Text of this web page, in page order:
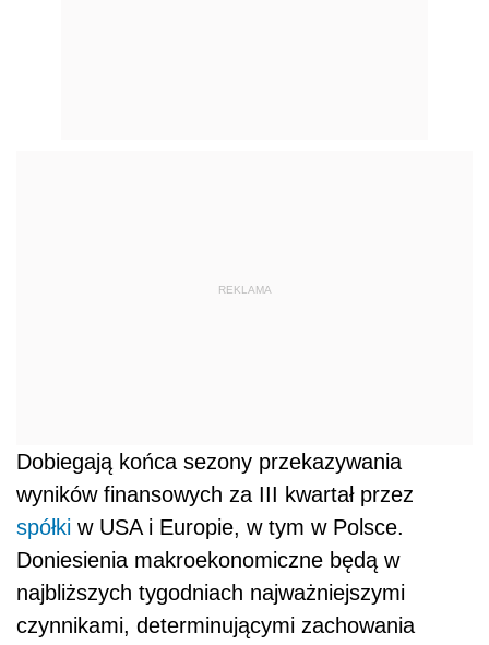
REKLAMA
Dobiegają końca sezony przekazywania
wyników finansowych za III kwartał przez
spółki w USA i Europie, w tym w Polsce.
Doniesienia makroekonomiczne będą w
najbliższych tygodniach najważniejszymi
czynnikami, determinującymi zachowania